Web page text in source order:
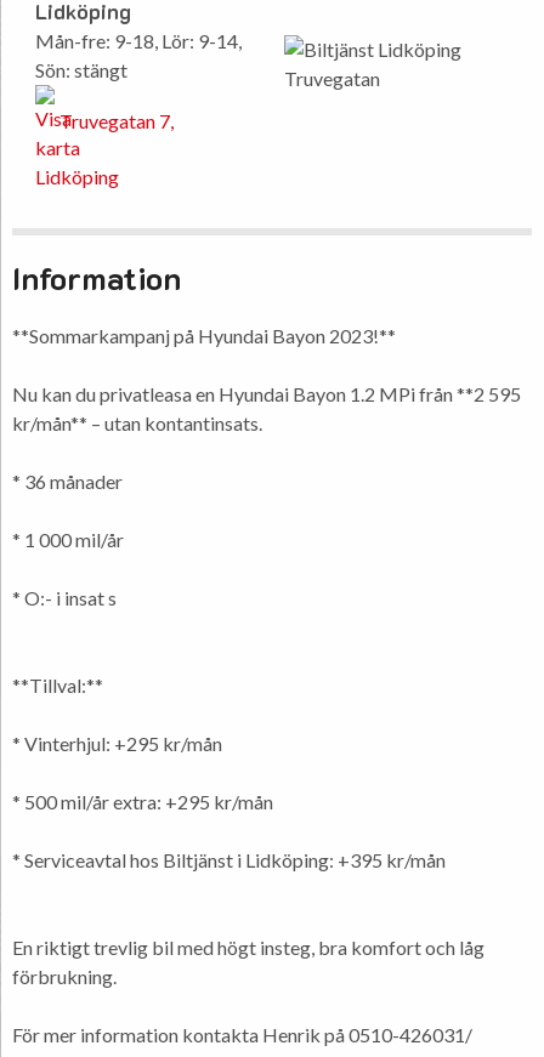
Lidköping
Mån-fre: 9-18, Lör: 9-14,
Sön: stängt
Truvegatan 7,
Lidköping
Information
**Sommarkampanj på Hyundai Bayon 2023!**
Nu kan du privatleasa en Hyundai Bayon 1.2 MPi från **2 595
kr/mån** – utan kontantinsats.
* 36 månader
* 1 000 mil/år
* O:- i insat s
**Tillval:**
* Vinterhjul: +295 kr/mån
* 500 mil/år extra: +295 kr/mån
* Serviceavtal hos Biltjänst i Lidköping: +395 kr/mån
En riktigt trevlig bil med högt insteg, bra komfort och låg
förbrukning.
För mer information kontakta Henrik på 0510-426031/